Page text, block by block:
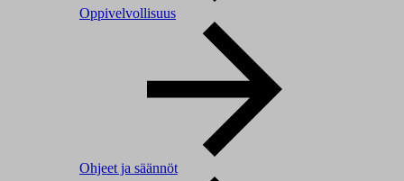
Oppivelvollisuus
Ohjeet ja säännöt